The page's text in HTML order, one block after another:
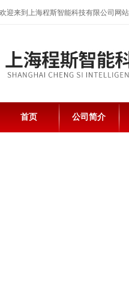
欢迎来到上海程斯智能科技有限公司网站
首页 公司简介